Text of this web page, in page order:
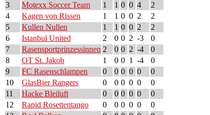
3
Motexx Soccer Team 1 1 0 0 4
2
4
Kagen von Rissen 1 1 0 0 2
2
5
Kullen Nullen 1 1 0 0 2
2
6
Istanbul United 2 0 0 2 -3
0
7
Rasensportprinzessinnen 2 0 0 2 -4
0
8
OT St. Jakob 1 0 0 1 -4
0
9
FC Rasenschlampen 0 0 0 0 0
0
10
GlasBier Rangers 0 0 0 0 0
0
11
Hacke Bleiluft 0 0 0 0 0
0
12
Rapid Rosettentango 0 0 0 0 0
0